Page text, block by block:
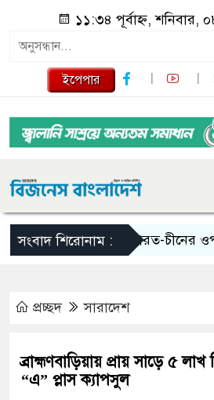
১১:৩৪ পূর্বাহ্ন, শনিবার,
ইপেপার
সংবাদ শিরোনাম :ভারত-চীনের ওপর ১০০
প্রচ্ছদ সারাদেশ
ব্রাহ্মণবাড়িয়ায় প্রায় সাড়ে ৫
“এ” প্লাস ক্যাপসুল